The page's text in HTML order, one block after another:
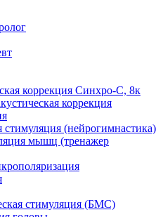
коррекция Синхро-С, 8к
коррекция
стимуляция (нейрогимнастика)
мышц (тренажер
стимуляция (БМС)